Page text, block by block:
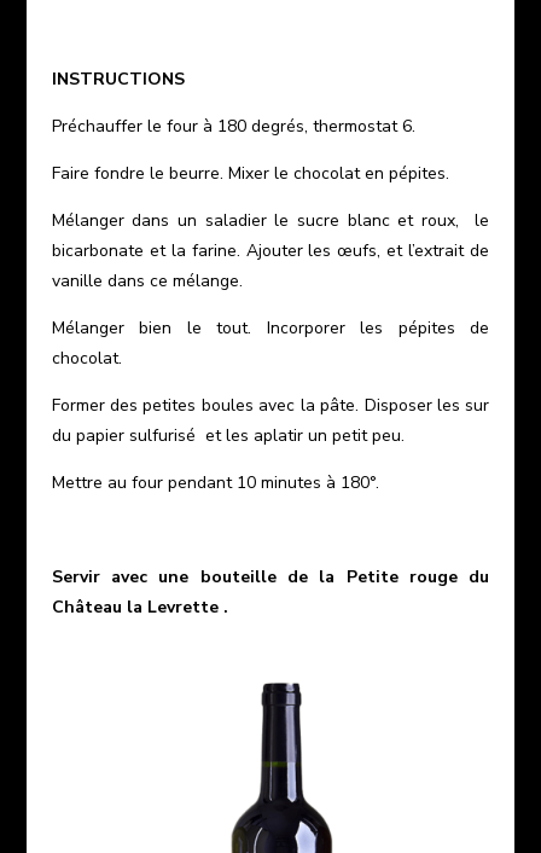
INSTRUCTIONS
Préchauffer le four à 180 degrés, thermostat 6.
Faire fondre le beurre. Mixer le chocolat en pépites.
Mélanger dans un saladier le sucre blanc et roux, le
bicarbonate et la farine. Ajouter les œufs, et l’extrait de
vanille dans ce mélange.
Mélanger bien le tout. Incorporer les pépites de
chocolat.
Former des petites boules avec la pâte. Disposer les sur
du papier sulfurisé et les aplatir un petit peu.
Mettre au four pendant 10 minutes à 180°.
Servir avec une bouteille de la Petite rouge du
Château la Levrette .